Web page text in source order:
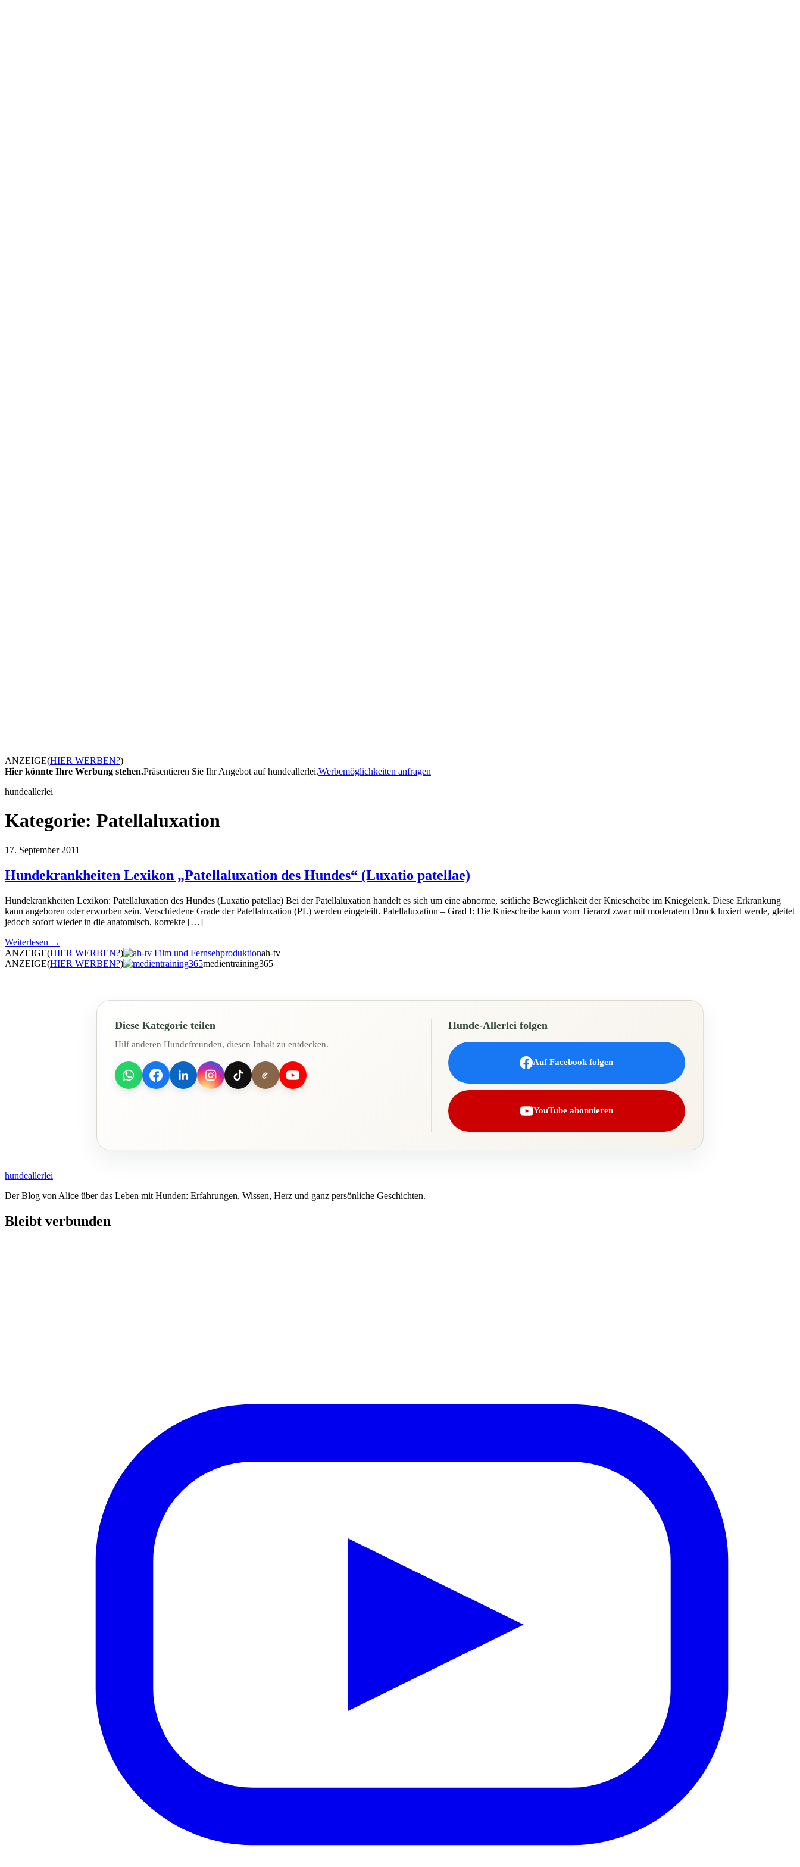
ANZEIGE(HIER WERBEN?)
Hier könnte Ihre Werbung stehen.Präsentieren Sie Ihr Angebot auf hundeallerlei.Werbemöglichkeiten anfragen
hundeallerlei
Kategorie: Patellaluxation
17. September 2011
Hundekrankheiten Lexikon „Patellaluxation des Hundes“ (Luxatio patellae)
Hundekrankheiten Lexikon: Patellaluxation des Hundes (Luxatio patellae) Bei der Patellaluxation handelt es sich um eine abnorme, seitliche Beweglichkeit der Kniescheibe im Kniegelenk. Diese Erkrankung
kann angeboren oder erworben sein. Verschiedene Grade der Patellaluxation (PL) werden eingeteilt. Patellaluxation – Grad I: Die Kniescheibe kann vom Tierarzt zwar mit moderatem Druck luxiert werde, gleitet
jedoch sofort wieder in die anatomisch, korrekte […]
Weiterlesen →
ANZEIGE(HIER WERBEN?)
ah-tv
ANZEIGE(HIER WERBEN?) medientraining365
Diese Kategorie teilen
Hilf anderen Hundefreunden, diesen Inhalt zu entdecken.
Hunde-Allerlei folgen
Auf Facebook folgen
YouTube abonnieren
hundeallerlei
Der Blog von Alice über das Leben mit Hunden: Erfahrungen, Wissen, Herz und ganz persönliche Geschichten.
Bleibt verbunden